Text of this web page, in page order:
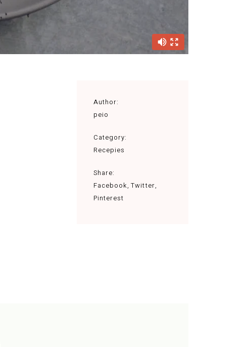
Author:
peio
Category:
Recepies
Share:
Facebook Twitter
Pinterest